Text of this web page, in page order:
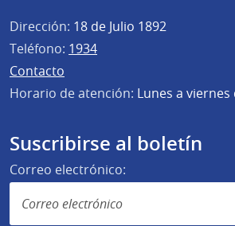
Dirección: 18 de Julio 1892
Teléfono: 1934
Contacto
Horario de atención: Lunes a viernes
Suscribirse al boletín
Correo electrónico: